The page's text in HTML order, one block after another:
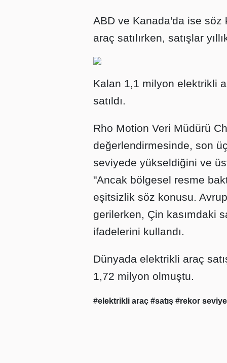
ABD ve Kanada'da ise
araç satılırken, satışlar
Kalan 1,1 milyon elektrikli
satıldı.
Rho Motion Veri Müdürü
değerlendirmesinde, son
seviyede yükseldiğini ve
"Ancak bölgesel resme
eşitsizlik söz konusu.
gerilerken, Çin kasımdaki
ifadelerini kullandı.
Dünyada elektrikli araç
1,72 milyon olmuştu.
#elektrikli araç #satış #rekor seviye